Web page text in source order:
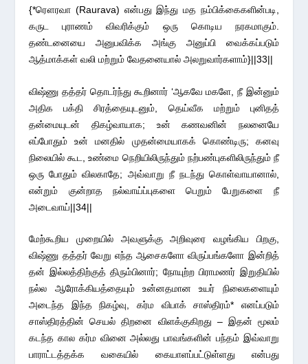
{*ரௌரவா (Raurava) என்பது இந்து மத நம்பிக்கைகளின்படி,
கருட புராணம் விவரிக்கும் ஒரு கொடிய நரகமாகும்.
தண்டனையை அனுபவிக்க அங்கு அனுப்பி வைக்கப்படும்
ஆத்மாக்கள் வலி மற்றும் வேதனையால் அலறுவார்களாம்}||33||
விஷ்ணு தத்தர் தொடர்ந்து கூறினார் ‘ஆகவே மகளே, நீ இன்னும்
அதிக பக்தி சிரத்தையுடனும், தெய்வீக மற்றும் புனிதத்
தன்மையுடன் திகழ்வாயாக; உன் கணவனின் நலனையே
எப்போதும் உன் மனதில் முதன்மையாகக் கொண்டிரு; கனவு
நிலையில் கூட, உண்மை நெறியிலிருந்தும் நற்பண்புகளிலிருந்தும் நீ
ஒரு போதும் விலகாதே; அவ்வாறு நீ நடந்து கொள்வாயானால்,
என்றும் குன்றாத நல்வாய்ப்புகளை பெறும் பேறுகளை நீ
அடைவாய்||34||
மேற்கூறிய முறையில் அவளுக்கு அறிவுரை வழங்கிய பிறகு,
விஷ்ணு தத்தர் வேறு எந்த ஆசைகளோ விருப்பங்களோ இன்றித்
தன் இல்லத்திற்குத் திரும்பினார்; நோயுற்ற பிராமணர் இறுதியில்
நல்ல ஆரோக்கியத்தையும் உன்னதமான உயர் நிலைகளையும்
அடைந்த இந்த நிகழ்வு, கர்ம விபாக் சாஸ்திரம்* எனப்படும்
சாஸ்திரத்தின் செயல் திறனை விளக்குகிறது – இதன் மூலம்
கடந்த கால கர்ம வினை அல்லது பாவங்களின் பந்தம் இவ்வாறு
பாராட்டத்தக்க வகையில் கையாளப்பட்டுள்ளது என்பது